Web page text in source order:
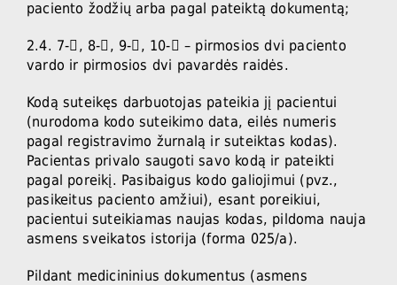
paciento žodžių arba pagal pateiktą dokumentą;
2.4. 7-, 8-, 9-, 10- – pirmosios dvi paciento
vardo ir pirmosios dvi pavardės raidės.
Kodą suteikęs darbuotojas pateikia jį pacientui
(nurodoma kodo suteikimo data, eilės numeris
pagal registravimo žurnalą ir suteiktas kodas).
Pacientas privalo saugoti savo kodą ir pateikti
pagal poreikį. Pasibaigus kodo galiojimui (pvz.,
pasikeitus paciento amžiui), esant poreikiui,
pacientui suteikiamas naujas kodas, pildoma nauja
asmens sveikatos istorija (forma 025/a).
Pildant medicininius dokumentus (asmens